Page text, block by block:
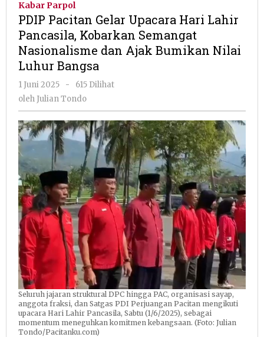
Hari
Lahir
Pancasila,
Ajak
Bumikan
Nilai
Luhur
Bangsa
Kabar Parpol
PDIP Pacitan Gelar Upacara Hari Lahir
Pancasila, Kobarkan Semangat
Nasionalisme dan Ajak Bumikan Nilai
Luhur Bangsa
1 Juni 2025
oleh
Julian
-
615 Dilihat
oleh Julian Tondo
Seluruh jajaran struktural DPC hingga PAC, organisasi sayap,
anggota fraksi, dan Satgas PDI Perjuangan Pacitan mengikuti
upacara Hari Lahir Pancasila, Sabtu (1/6/2025), sebagai
momentum meneguhkan komitmen kebangsaan. (Foto: Julian
Tondo/Pacitanku.com)